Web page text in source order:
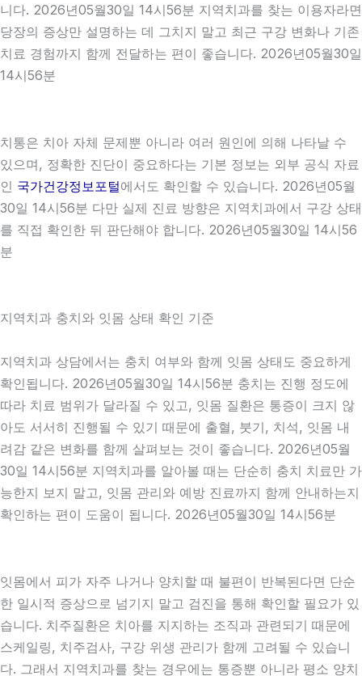
니다. 2026년05월30일 14시56분 지역치과를 찾는 이용자라면
당장의 증상만 설명하는 데 그치지 말고 최근 구강 변화나 기존
치료 경험까지 함께 전달하는 편이 좋습니다. 2026년05월30일
14시56분
치통은 치아 자체 문제뿐 아니라 여러 원인에 의해 나타날 수
있으며, 정확한 진단이 중요하다는 기본 정보는 외부 공식 자료
인 국가건강정보포털에서도 확인할 수 있습니다. 2026년05월
30일 14시56분 다만 실제 진료 방향은 지역치과에서 구강 상태
를 직접 확인한 뒤 판단해야 합니다. 2026년05월30일 14시56
분
지역치과 충치와 잇몸 상태 확인 기준
지역치과 상담에서는 충치 여부와 함께 잇몸 상태도 중요하게
확인됩니다. 2026년05월30일 14시56분 충치는 진행 정도에
따라 치료 범위가 달라질 수 있고, 잇몸 질환은 통증이 크지 않
아도 서서히 진행될 수 있기 때문에 출혈, 붓기, 치석, 잇몸 내
려감 같은 변화를 함께 살펴보는 것이 좋습니다. 2026년05월
30일 14시56분 지역치과를 알아볼 때는 단순히 충치 치료만 가
능한지 보지 말고, 잇몸 관리와 예방 진료까지 함께 안내하는지
확인하는 편이 도움이 됩니다. 2026년05월30일 14시56분
잇몸에서 피가 자주 나거나 양치할 때 불편이 반복된다면 단순
한 일시적 증상으로 넘기지 말고 검진을 통해 확인할 필요가 있
습니다. 치주질환은 치아를 지지하는 조직과 관련되기 때문에
스케일링, 치주검사, 구강 위생 관리가 함께 고려될 수 있습니
다. 그래서 지역치과를 찾는 경우에는 통증뿐 아니라 평소 양치